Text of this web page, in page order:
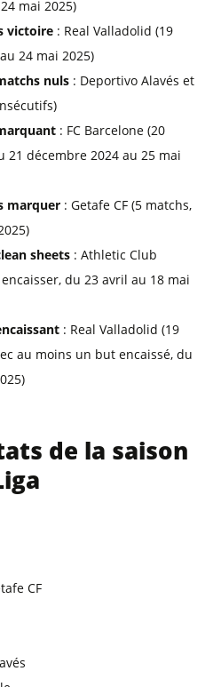
mai 2025)
victoire : Real Valladolid (19
24 mai 2025)
nuls : Deportivo Alavés et
: FC Barcelone (20
21 décembre 2024 au 25 mai
marquer : Getafe CF (5 matchs,
sheets : Athletic Club
du 23 avril au 18 mai
: Real Valladolid (19
au moins un but encaissé, du
de la saison
CF